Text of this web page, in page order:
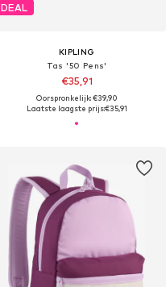
DEAL
KIPLING
Tas '50 Pens'
€35,91
Oorspronkelijk: €39,90
Laatste laagste prijs:€35,91